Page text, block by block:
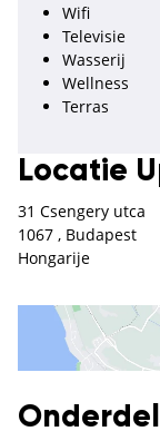
Wifi
Televisie
Wasserij
Wellness
Terras
Locatie
31 Csengery utca
1067 , Budapest
Hongarije